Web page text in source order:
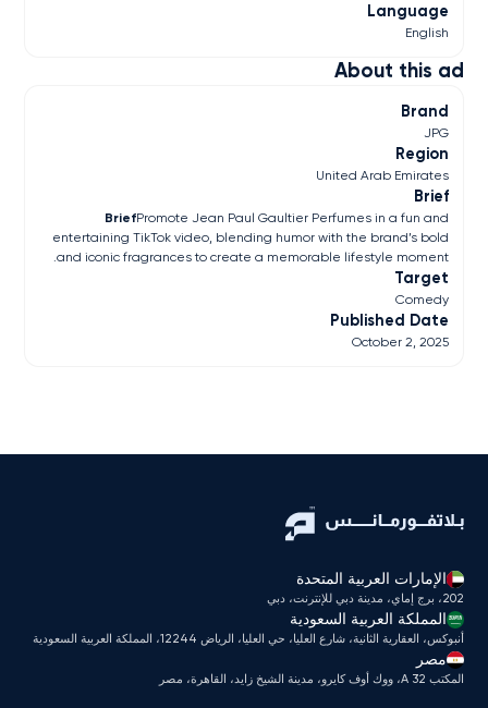
About this ad
Brand
JPG
Region
United Arab Emirates
Brief
BriefPromote Jean Paul Gaultier Perfumes in a fun and
entertaining TikTok video, blending humor with the brand’s bold
and iconic fragrances to create a memorable lifestyle moment.
Target
Comedy
Published Date
October 2, 2025
Language
English
الإمارات العربية المتحدة
202، برج إماي، مدينة دبي للإنترنت، دبي
المملكة العربية السعودية
أنبوكس، العقارية الثانية، شارع العليا، حي العليا، الرياض 12244، المملكة العربية السعودية
مصر
المكتب A 32، ووك أوف كايرو، مدينة الشيخ زايد، القاهرة، مصر